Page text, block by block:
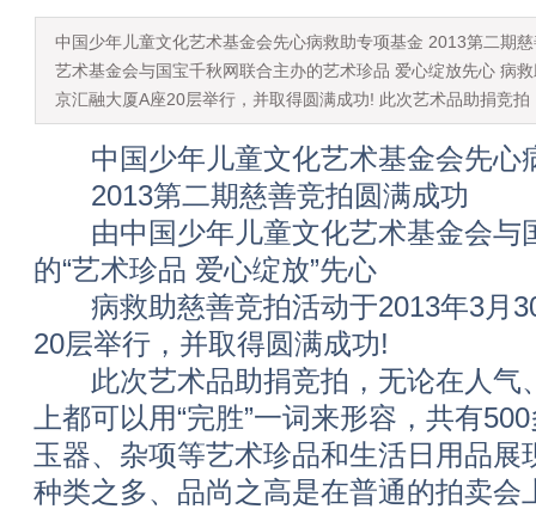
中国少年儿童文化艺术基金会先心病救助专项基金 2013第二期
艺术基金会与国宝千秋网联合主办的艺术珍品 爱心绽放先心 病
京汇融大厦A座20层举行，并取得圆满成功! 此次艺术品助捐竞拍
中国少年儿童文化艺术基金会先心
2013第二期慈善竞拍圆满成功
由中国少年儿童文化艺术基金会与
的“艺术珍品 爱心绽放”先心
病救助慈善竞拍活动于2013年3月
20层举行，并取得圆满成功!
此次艺术品助捐竞拍，无论在人气
上都可以用“完胜”一词来形容，共有
玉器、杂项等艺术珍品和生活日用品展
种类之多、品尚之高是在普通的拍卖会